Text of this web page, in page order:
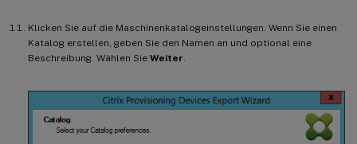
Klicken Sie auf die Maschinenkatalogeinstellungen. Wenn Sie einen
Katalog erstellen, geben Sie den Namen an und optional eine
Beschreibung. Wählen Sie Weiter.